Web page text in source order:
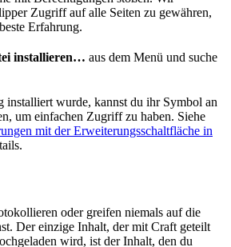
Zugriff auf alle Seiten zu gewähren,
Erfahrung.
installieren… aus dem Menü und suche
installiert wurde, kannst du ihr Symbol an
um einfachen Zugriff zu haben. Siehe
mit der Erweiterungsschaltfläche in
oder greifen niemals auf die
Der einzige Inhalt, der mit Craft geteilt
wird, ist der Inhalt, den du